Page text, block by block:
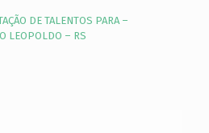
DE TALENTOS PARA –
LEOPOLDO – RS